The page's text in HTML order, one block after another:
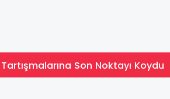
Son Noktayı Koydu